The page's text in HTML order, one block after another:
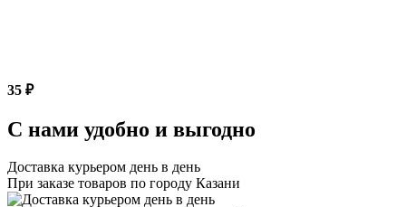
35 ₽
С нами удобно и выгодно
Доставка курьером день в день
При заказе товаров по городу Казани